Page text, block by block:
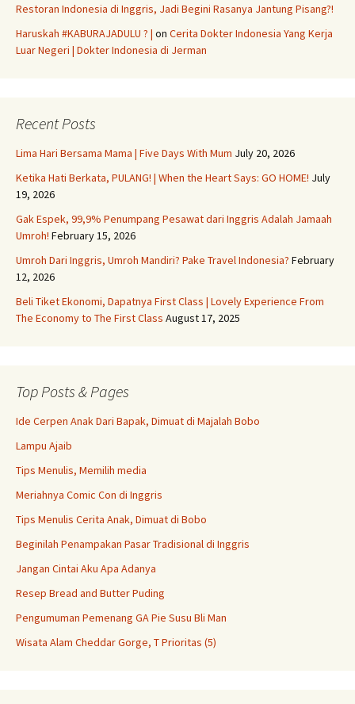
Restoran Indonesia di Inggris, Jadi Begini Rasanya Jantung Pisang?!
Haruskah #KABURAJADULU ? | on Cerita Dokter Indonesia Yang Kerja
Luar Negeri | Dokter Indonesia di Jerman
Recent Posts
Lima Hari Bersama Mama | Five Days With Mum July 20, 2026
Ketika Hati Berkata, PULANG! | When the Heart Says: GO HOME! July
19, 2026
Gak Espek, 99,9% Penumpang Pesawat dari Inggris Adalah Jamaah
Umroh! February 15, 2026
Umroh Dari Inggris, Umroh Mandiri? Pake Travel Indonesia? February
12, 2026
Beli Tiket Ekonomi, Dapatnya First Class | Lovely Experience From
The Economy to The First Class August 17, 2025
Top Posts & Pages
Ide Cerpen Anak Dari Bapak, Dimuat di Majalah Bobo
Lampu Ajaib
Tips Menulis, Memilih media
Meriahnya Comic Con di Inggris
Tips Menulis Cerita Anak, Dimuat di Bobo
Beginilah Penampakan Pasar Tradisional di Inggris
Jangan Cintai Aku Apa Adanya
Resep Bread and Butter Puding
Pengumuman Pemenang GA Pie Susu Bli Man
Wisata Alam Cheddar Gorge, T Prioritas (5)